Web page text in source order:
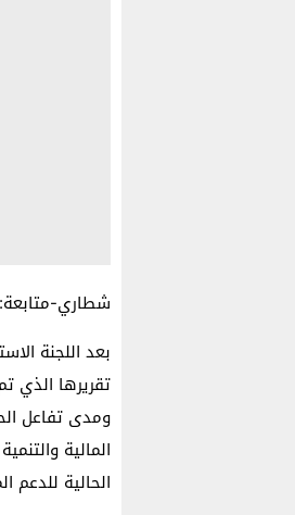
شطاري-متابعة:
بعد اللجنة
تقريرها الذي
ومدى تفاعل
المالية
الحالية للدعم